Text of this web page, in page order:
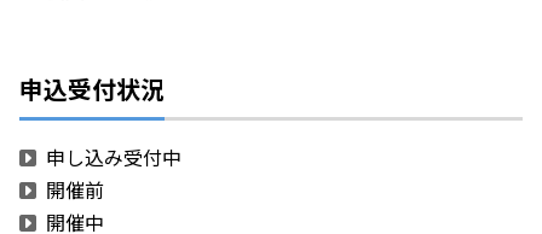
申込受付状況
申し込み受付中
開催前
開催中